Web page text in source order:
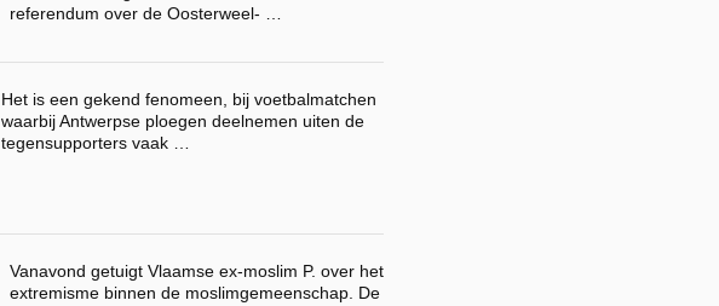
referendum over de Oosterweel- …
Het is een gekend fenomeen, bij voetbalmatchen
waarbij Antwerpse ploegen deelnemen uiten de
tegensupporters vaak …
Vanavond getuigt Vlaamse ex-moslim P. over het
extremisme binnen de moslimgemeenschap. De